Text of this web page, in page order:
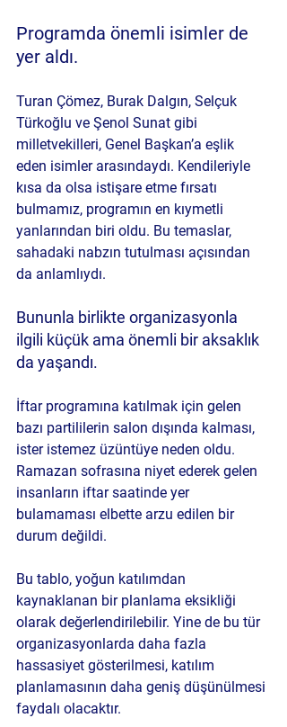
Programda önemli isimler de
yer aldı.
Turan Çömez, Burak Dalgın, Selçuk
Türkoğlu ve Şenol Sunat gibi
milletvekilleri, Genel Başkan’a eşlik
eden isimler arasındaydı. Kendileriyle
kısa da olsa istişare etme fırsatı
bulmamız, programın en kıymetli
yanlarından biri oldu. Bu temaslar,
sahadaki nabzın tutulması açısından
da anlamlıydı.
Bununla birlikte organizasyonla
ilgili küçük ama önemli bir aksaklık
da yaşandı.
İftar programına katılmak için gelen
bazı partililerin salon dışında kalması,
ister istemez üzüntüye neden oldu.
Ramazan sofrasına niyet ederek gelen
insanların iftar saatinde yer
bulamaması elbette arzu edilen bir
durum değildi.
Bu tablo, yoğun katılımdan
kaynaklanan bir planlama eksikliği
olarak değerlendirilebilir. Yine de bu tür
organizasyonlarda daha fazla
hassasiyet gösterilmesi, katılım
planlamasının daha geniş düşünülmesi
faydalı olacaktır.